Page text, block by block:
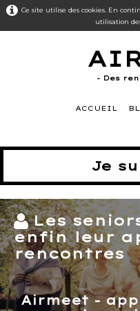
Ce site utilise des cookies. En
utilisation
- Des
ACCUEIL
Je
Les
enfin leur
rencontres
Airmeet -